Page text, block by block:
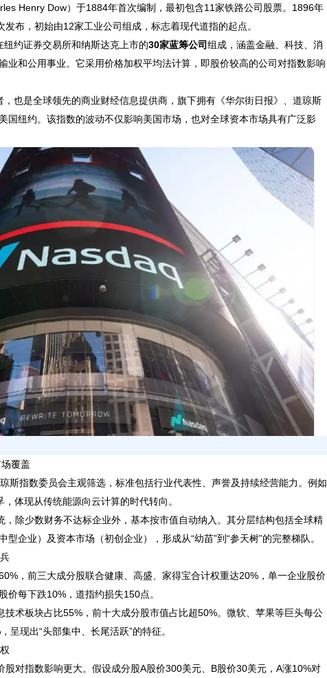
Henry Dow）于1884年首次编制，最初包含11家铁路公司股票。1896年
布，初始由12家工业公司组成，标志着现代道指的起点。
约证券交易所和纳斯达克上市的‌30家蓝筹公司‌组成，涵盖金融、科技、消
业和公用事业。它采用价格加权平均法计算，即股价较高的公司对指数影响
也是全球领先的商业财经信息提供商，旗下拥有《华尔街日报》、道琼斯
国纽约。该指数的波动不仅影响美国市场，也对全球资本市场具有广泛影
覆盖
斯指数委员会主观筛选，标准包括行业代表性、声誉及持续经营能力。例如
体现从传统能源向云计算的时代转向。
，除少数财务不达标企业外，基本按市值自动纳入。其分层结构包括全球精
企业）及资本市场（初创企业），形成从“幼苗”到“参天树”的完整梯队。
，前三大成分股联合健康、高盛、家得宝合计权重达20%，单一企业股价
价每下跌10%，道指约损失150点。
技术板块占比55%，前十大成分股市值占比超50%。微软、苹果等巨头每公
呈现出“头部集中、长尾活跃”的特征。
股对指数影响更大。假设成分股A股价300美元、B股价30美元，A涨10%对